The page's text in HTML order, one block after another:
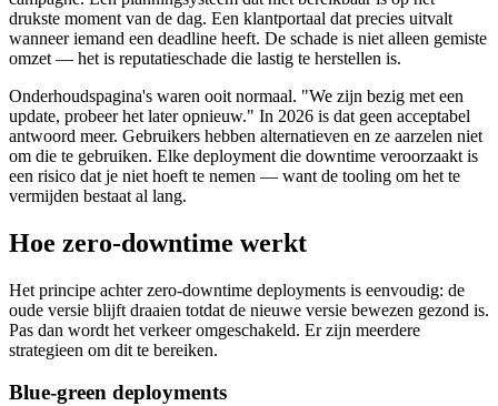
drukste moment van de dag. Een klantportaal dat precies uitvalt
wanneer iemand een deadline heeft. De schade is niet alleen gemiste
omzet — het is reputatieschade die lastig te herstellen is.
Onderhoudspagina's waren ooit normaal. "We zijn bezig met een
update, probeer het later opnieuw." In 2026 is dat geen acceptabel
antwoord meer. Gebruikers hebben alternatieven en ze aarzelen niet
om die te gebruiken. Elke deployment die downtime veroorzaakt is
een risico dat je niet hoeft te nemen — want de tooling om het te
vermijden bestaat al lang.
Hoe zero-downtime werkt
Het principe achter zero-downtime deployments is eenvoudig: de
oude versie blijft draaien totdat de nieuwe versie bewezen gezond is.
Pas dan wordt het verkeer omgeschakeld. Er zijn meerdere
strategieen om dit te bereiken.
Blue-green deployments